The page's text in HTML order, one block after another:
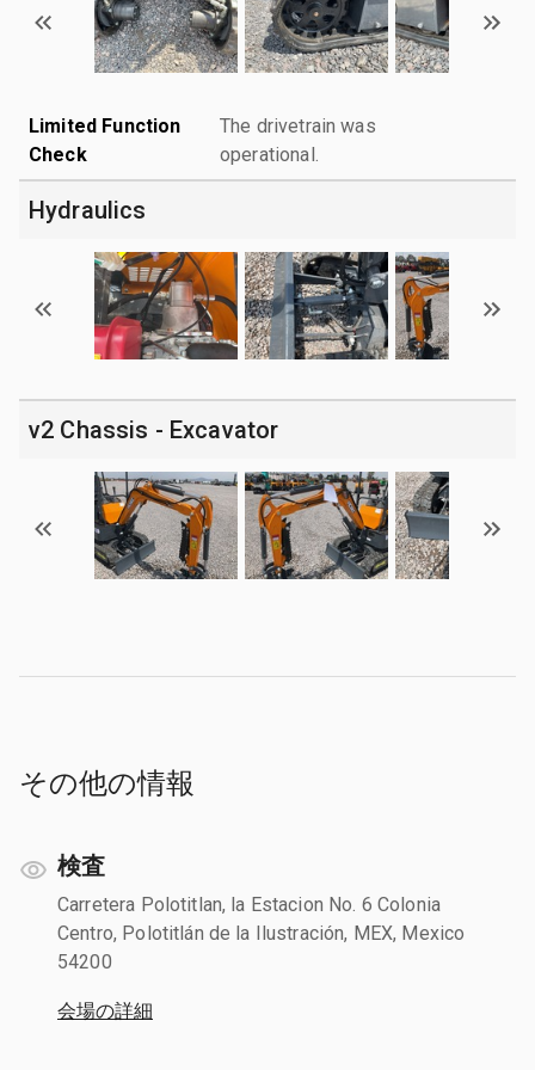
Limited Function
Check
The drivetrain was
operational.
Hydraulics
v2 Chassis - Excavator
その他の情報
検査
Carretera Polotitlan, la Estacion No. 6 Colonia
Centro, Polotitlán de la Ilustración, MEX, Mexico
54200
会場の詳細